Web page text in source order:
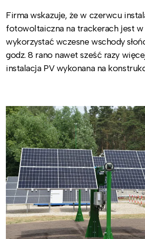
Firma wskazuje, że w czerwcu
fotowoltaiczna na trackerach jest w
wykorzystać wczesne wschody
godz. 8 rano nawet sześć razy
instalacja PV wykonana na